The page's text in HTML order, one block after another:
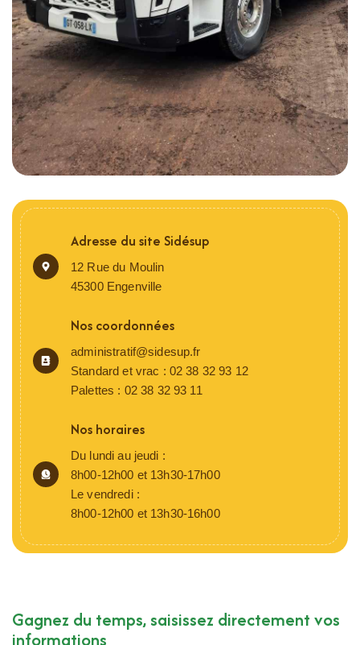
Adresse du site Sidésup
12 Rue du Moulin
45300 Engenville
Nos coordonnées
administratif@sidesup.fr
Standard et vrac : 02 38 32 93 12
Palettes : 02 38 32 93 11
Nos horaires
Du lundi au jeudi :
8h00-12h00 et 13h30-17h00
Le vendredi :
8h00-12h00 et 13h30-16h00
Gagnez du temps, saisissez directement vos
informations